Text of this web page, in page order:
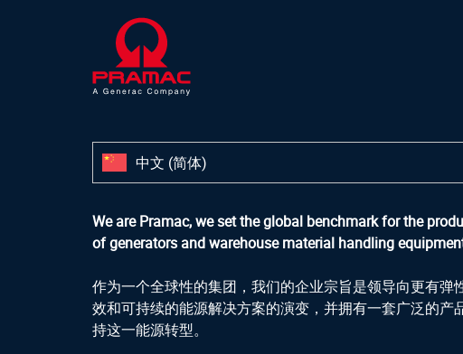
中文 (简体)
We are Pramac, we set the global benchmark for the
of generators and warehouse material handling
作为一个全球性的集团，我们的企业宗旨是领导向更有弹
效和可持续的能源解决方案的演变，并拥有一套广泛的产
持这一能源转型。